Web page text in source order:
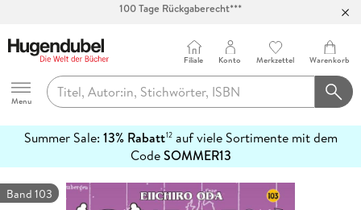
Abholung in über 100 Filialen
Hugendubel
Menu
Filiale Konto Merkzettel Warenkorb
Summer Sale: 13% Rabatt12auf viele Sortimente mit dem
CodeSOMMER13
erfahren
Band 103